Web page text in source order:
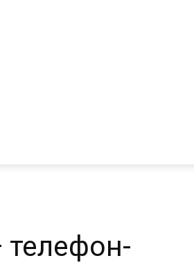
телефон-